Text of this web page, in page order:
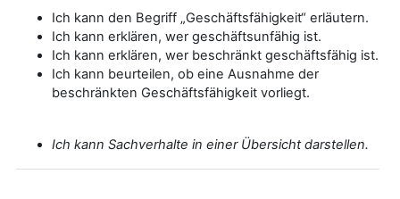
Ich kann den Begriff „Geschäftsfähigkeit“ erläutern.
Ich kann erklären, wer geschäftsunfähig ist.
Ich kann erklären, wer beschränkt geschäftsfähig ist.
Ich kann beurteilen, ob eine Ausnahme der
beschränkten Geschäftsfähigkeit vorliegt.
Ich kann Sachverhalte in einer Übersicht darstellen.